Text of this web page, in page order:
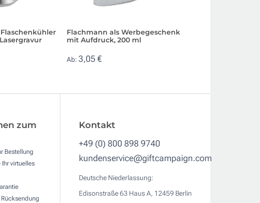
Flachmann als Werbegeschenk
mit Aufdruck, 200 ml
Ab: 3,05 €
zum
Bestellung
Ihr virtuelles
Kontakt
+49 (0) 800 898 9740
kundenservice@giftcampaign.com
Deutsche Niederlassung:
Edisonstraße 63 Haus A, 12459 Berlin